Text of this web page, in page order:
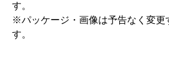
す。
※パッケージ・画像は予告なく変更
す。